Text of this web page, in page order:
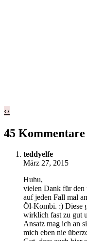
‹›
45 Kommentare
teddyelfe
März 27, 2015
Huhu,
vielen Dank für den
auf jeden Fall mal
Öl-Kombi. :) Diese
wirklich fast zu gut
Ansatz mag ich an
mich eben nie